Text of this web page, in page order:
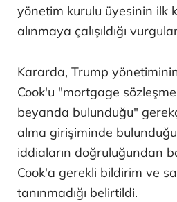
yönetim kurulu üyesinin ilk
alınmaya çalışıldığı
Kararda, Trump
Cook'u "mortgage
beyanda bulunduğu"
alma girişiminde bulunduğu
iddiaların doğruluğundan
Cook'a gerekli bildirim ve
tanınmadığı belirtildi.